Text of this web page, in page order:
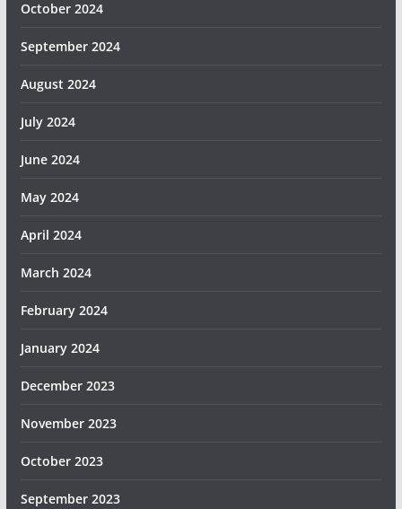
October 2024
September 2024
August 2024
July 2024
June 2024
May 2024
April 2024
March 2024
February 2024
January 2024
December 2023
November 2023
October 2023
September 2023